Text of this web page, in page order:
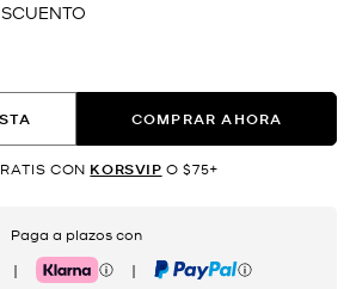
COMPRAR AHORA
CON KORSVIP O $75+
Paga a plazos con
| Klarna | PayPal